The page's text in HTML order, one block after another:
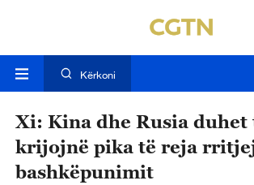
Kërkoni
Xi: Kina dhe Rusia duhet
krijojnë pika të reja
bashkëpunimit